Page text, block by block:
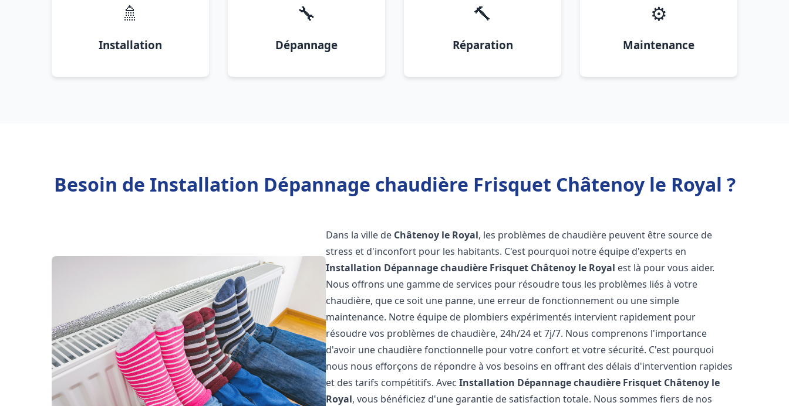
🚿
Installation
🔧
Dépannage
🔨
Réparation
⚙️
Maintenance
Besoin de Installation Dépannage chaudière Frisquet Châtenoy le Royal ?
Dans la ville de Châtenoy le Royal, les problèmes de chaudière peuvent être source de
stress et d'inconfort pour les habitants. C'est pourquoi notre équipe d'experts en
Installation Dépannage chaudière Frisquet Châtenoy le Royal est là pour vous aider.
Nous offrons une gamme de services pour résoudre tous les problèmes liés à votre
chaudière, que ce soit une panne, une erreur de fonctionnement ou une simple
maintenance. Notre équipe de plombiers expérimentés intervient rapidement pour
résoudre vos problèmes de chaudière, 24h/24 et 7j/7. Nous comprenons l'importance
d'avoir une chaudière fonctionnelle pour votre confort et votre sécurité. C'est pourquoi
nous nous efforçons de répondre à vos besoins en offrant des délais d'intervention rapides
et des tarifs compétitifs. AvecInstallation Dépannage chaudière Frisquet Châtenoy le
Royal, vous bénéficiez d'une garantie de satisfaction totale. Nous sommes fiers de nos